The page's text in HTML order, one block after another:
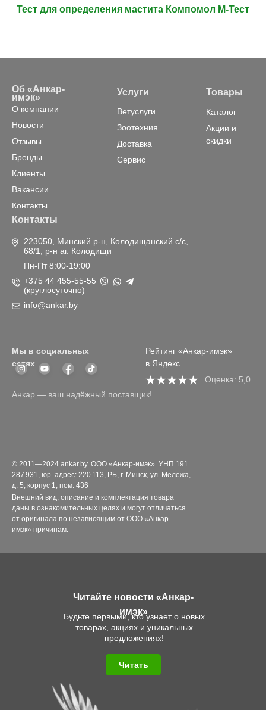
Тест для определения мастита Компомол М-Тест
Читайте новости «Анкар-
имэк»
Будьте первыми, кто узнает о новых
товарах, акциях и уникальных
предложениях!
Читать
© 2011—2024 ankar.by. ООО «Анкар-имэк». УНП 191
287 931, юр. адрес: 220 113, РБ, г. Минск, ул. Мележа,
д. 5, корпус 1, пом. 436
Внешний вид, описание и комплектация товара
даны в ознакомительных целях и могут отличаться
от оригинала по независящим от ООО «Анкар-
имэк» причинам.
Об «Анкар-
имэк»
О компании
Новости
Отзывы
Бренды
Клиенты
Вакансии
Контакты
Услуги
Ветуслуги
Доставка
Сервис
Зоотехния
Товары
Каталог
Акции и
скидки
Контакты
223050, Минский р-н, Колодищанский с/с,
68/1, р-н аг. Колодищи
Пн-Пт 8:00-19:00
+375 44 455-55-55
(круглосуточно)
info@ankar.by
Анкар — ваш надёжный поставщик!
Мы в социальных
сетях
Рейтинг «Анкар-имэк»
в Яндекс
Оценка: 5,0